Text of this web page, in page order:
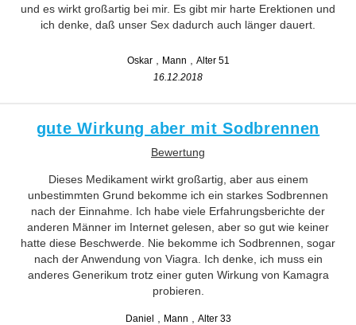
und es wirkt großartig bei mir. Es gibt mir harte Erektionen und
ich denke, daß unser Sex dadurch auch länger dauert.
Oskar Mann
Alter 51
16.12.2018
gute Wirkung aber mit Sodbrennen
Bewertung
Dieses Medikament wirkt großartig, aber aus einem
unbestimmten Grund bekomme ich ein starkes Sodbrennen
nach der Einnahme. Ich habe viele Erfahrungsberichte der
anderen Männer im Internet gelesen, aber so gut wie keiner
hatte diese Beschwerde. Nie bekomme ich Sodbrennen, sogar
nach der Anwendung von Viagra. Ich denke, ich muss ein
anderes Generikum trotz einer guten Wirkung von Kamagra
probieren.
Daniel Mann
Alter 33